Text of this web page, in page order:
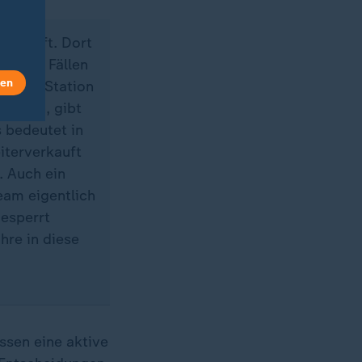
Dort
Fällen
PlayStation
gibt
bedeutet in
Auch ein
eigentlich
in diese
eine aktive